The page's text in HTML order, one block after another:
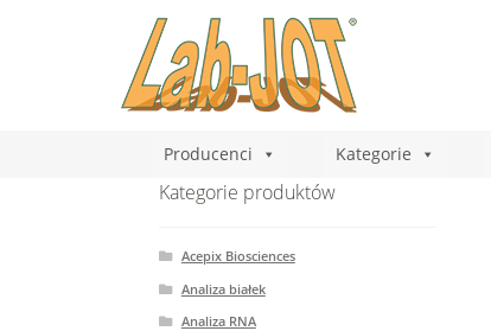
Producenci Kategorie
Kategorie produktów
Acepix Biosciences
Analiza białek
Analiza RNA